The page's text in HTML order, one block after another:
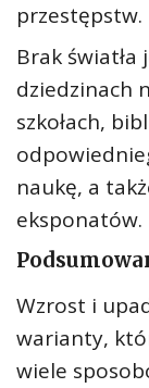
przestępstw.
Brak
dziedzinach
szkołach,
naukę, a
eksponatów.
Wzrost i
warianty,
wiele